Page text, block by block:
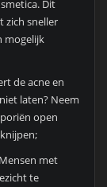
Dit
zich sneller
mogelijk
de acne en
laten? Neem
open
met
te